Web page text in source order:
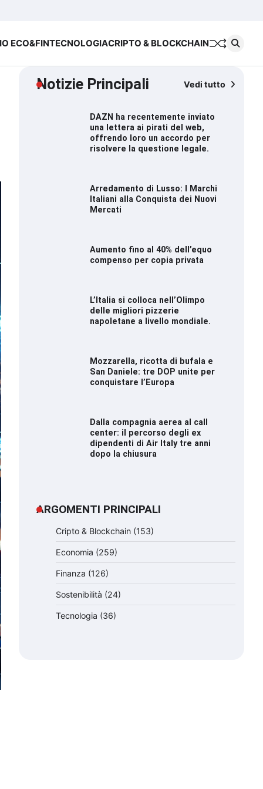
ECO&FINTECNOLOGIACRIPTO & BLOCKCHAIN
Notizie Principali Vedi tutto
DAZN ha recentemente inviato
una lettera ai pirati del web,
offrendo loro un accordo per
risolvere la questione legale.
Arredamento di Lusso: I Marchi
Italiani alla Conquista dei Nuovi
Mercati
Aumento fino al 40% dell’equo
compenso per copia privata
L’Italia si colloca nell’Olimpo
delle migliori pizzerie
napoletane a livello mondiale.
Mozzarella, ricotta di bufala e
San Daniele: tre DOP unite per
conquistare l’Europa
Dalla compagnia aerea al call
center: il percorso degli ex
dipendenti di Air Italy tre anni
dopo la chiusura
ARGOMENTI PRINCIPALI
Cripto & Blockchain (153)
Economia (259)
Finanza (126)
Sostenibilità (24)
Tecnologia (36)